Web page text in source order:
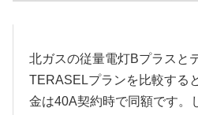
北ガスの従量電灯Bプラスと
TERASELプランを比較する
金は40A契約時で同額です。